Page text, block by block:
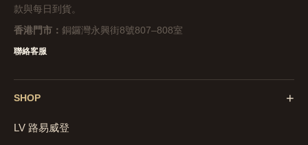
款與每日到貨。
香港門市： 銅鑼灣永興街8號807–808室
聯絡客服
SHOP +
LV 路易威登